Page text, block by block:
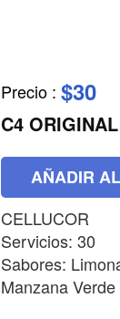
Precio : $30
C4 ORIGINAL
AÑADIR
CELLUCOR
Servicios: 30
Sabores:
Manzana